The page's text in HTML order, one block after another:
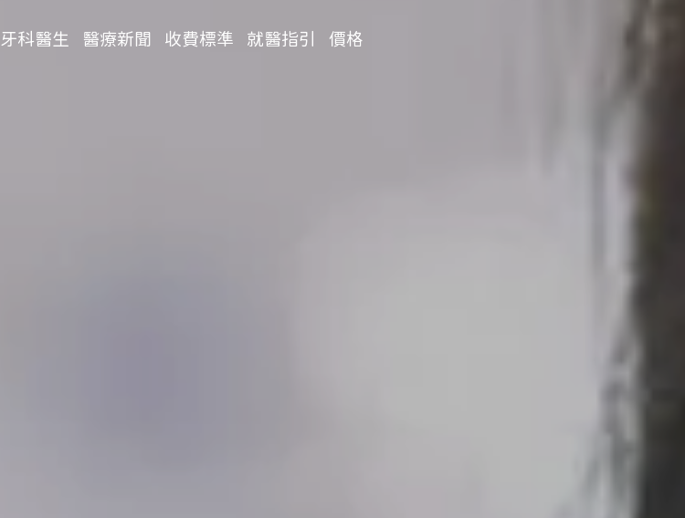
牙科醫生 醫療新聞 收費標準 就醫指引 價格